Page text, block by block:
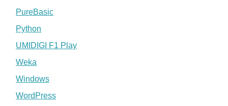
PureBasic
Python
UMIDIGI F1 Play
Weka
Windows
WordPress